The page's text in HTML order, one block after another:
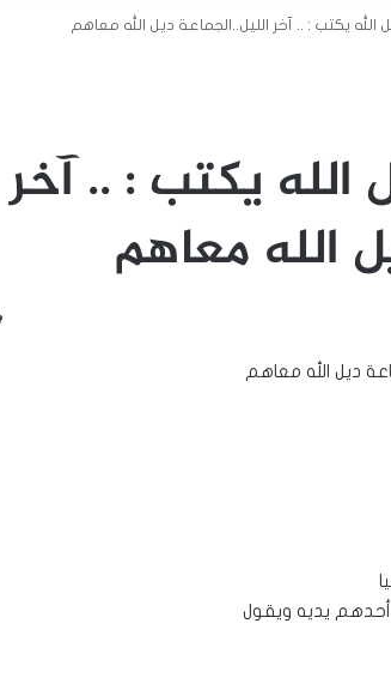
يكتب : .. آخر الليل..الجماعة ديل الله معاهم
يكتب : .. آخر
الله معاهم
ديل الله معاهم
أحدهم يديه ويقول